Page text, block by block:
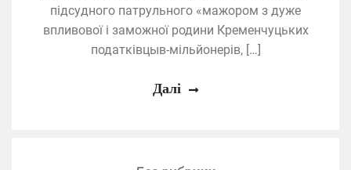
підсудного патрульного «мажором з дуже
впливової і заможної родини Кременчуцьких
податківцыв-мільйонерів, […]
Далі